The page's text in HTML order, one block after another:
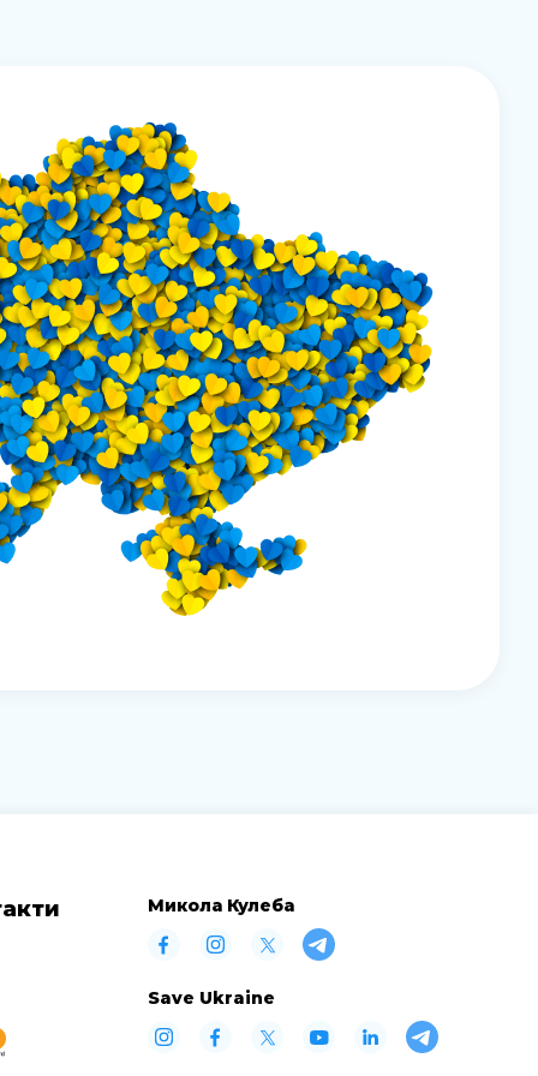
Микола Кулеба
Save Ukraine